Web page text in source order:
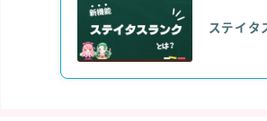
ステイタ